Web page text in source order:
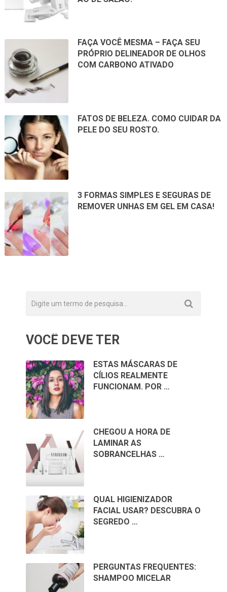
FAÇA VOCÊ MESMA – FAÇA SEU
PRÓPRIO DELINEADOR DE OLHOS
COM CARBONO ATIVADO
FATOS DE BELEZA. COMO CUIDAR DA
PELE DO SEU ROSTO.
3 FORMAS SIMPLES E SEGURAS DE
REMOVER UNHAS EM GEL EM CASA!
VOCÊ DEVE TER
ESTAS MÁSCARAS DE
CÍLIOS REALMENTE
FUNCIONAM. POR …
CHEGOU A HORA DE
LAMINAR AS
SOBRANCELHAS …
QUAL HIGIENIZADOR
FACIAL USAR? DESCUBRA O
SEGREDO …
PERGUNTAS FREQUENTES:
SHAMPOO MICELAR